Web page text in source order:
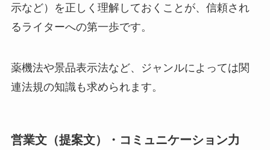
示など）を正しく理解しておくことが、信頼され
るライターへの第一歩です。
薬機法や景品表示法など、ジャンルによっては関
連法規の知識も求められます。
営業文（提案文）・コミュニケーション力